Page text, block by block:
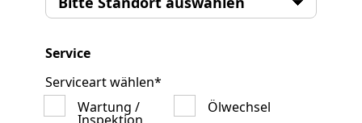
Service
Serviceart wählen*
Wartung /
Inspektion
Ölwechsel